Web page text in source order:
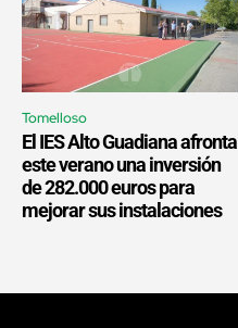
Tomelloso
El IES Alto Guadiana afronta
este verano una inversión
de 282.000 euros para
mejorar sus instalaciones